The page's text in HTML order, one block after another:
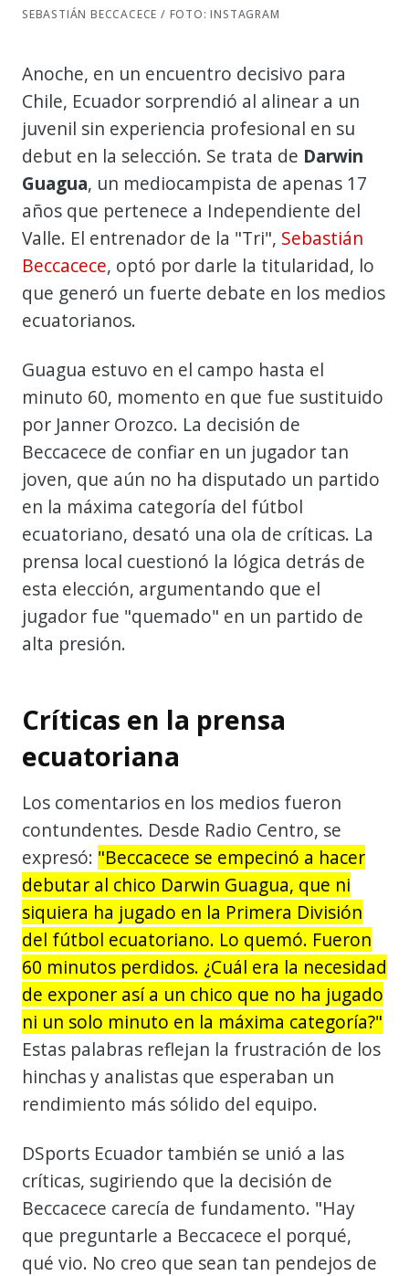
SEBASTIÁN BECCACECE / FOTO: INSTAGRAM
Anoche, en un encuentro decisivo para
Chile, Ecuador sorprendió al alinear a un
juvenil sin experiencia profesional en su
debut en la selección. Se trata de Darwin
Guagua, un mediocampista de apenas 17
años que pertenece a Independiente del
Valle. El entrenador de la "Tri", Sebastián
Beccacece, optó por darle la titularidad, lo
que generó un fuerte debate en los medios
ecuatorianos.
Guagua estuvo en el campo hasta el
minuto 60, momento en que fue sustituido
por Janner Orozco. La decisión de
Beccacece de confiar en un jugador tan
joven, que aún no ha disputado un partido
en la máxima categoría del fútbol
ecuatoriano, desató una ola de críticas. La
prensa local cuestionó la lógica detrás de
esta elección, argumentando que el
jugador fue "quemado" en un partido de
alta presión.
Críticas en la prensa
ecuatoriana
Los comentarios en los medios fueron
contundentes. Desde Radio Centro, se
expresó: "Beccacece se empecinó a hacer
debutar al chico Darwin Guagua, que ni
siquiera ha jugado en la Primera División
del fútbol ecuatoriano. Lo quemó. Fueron
60 minutos perdidos. ¿Cuál era la necesidad
de exponer así a un chico que no ha jugado
ni un solo minuto en la máxima categoría?"
Estas palabras reflejan la frustración de los
hinchas y analistas que esperaban un
rendimiento más sólido del equipo.
DSports Ecuador también se unió a las
críticas, sugiriendo que la decisión de
Beccacece carecía de fundamento. "Hay
que preguntarle a Beccacece el porqué,
qué vio. No creo que sean tan pendejos de